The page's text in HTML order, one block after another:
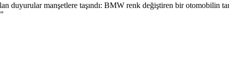
manşetlere taşındı: BMW renk değiştiren bir otomobilin